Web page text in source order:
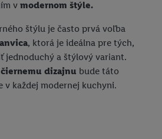
v modernom štýle.
štýlu je často prvá voľba
, ktorá je ideálna pre tých,
jednoduchý a štýlový variant.
dizajnu bude táto
v každej modernej kuchyni.